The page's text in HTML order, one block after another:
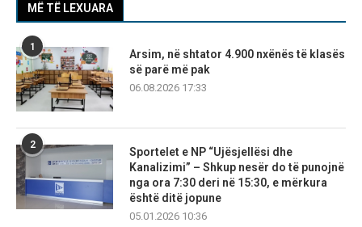
MË TË LEXUARA
1
Arsim, në shtator 4.900 nxënës të klasës
së parë më pak
06.08.2026 17:33
2
Sportelet e NP “Ujësjellësi dhe
Kanalizimi” – Shkup nesër do të punojnë
nga ora 7:30 deri në 15:30, e mërkura
është ditë jopune
05.01.2026 10:36